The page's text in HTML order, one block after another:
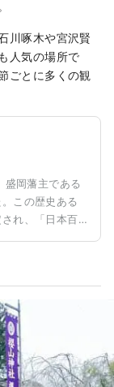
川啄木や宮沢賢
人気の場所で
ごとに多くの観
盛岡藩主である
この歴史ある
れ、「日本百
文学的な雰囲
は紅葉が見事
季節の風景を